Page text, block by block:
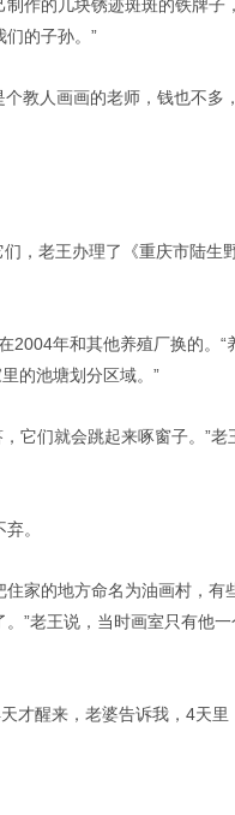
作的几块锈迹斑斑的铁牌子
的子孙。”
教人画画的老师，钱也不多
，老王办理了《重庆市陆生
年和其他养殖厂换的。
的池塘划分区域。”
它们就会跳起来啄窗子。”
。
家的地方命名为油画村，有
”老王说，当时画室只有他
才醒来，老婆告诉我，4天